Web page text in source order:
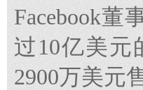
Facebook董
过10亿美元
2900万美元